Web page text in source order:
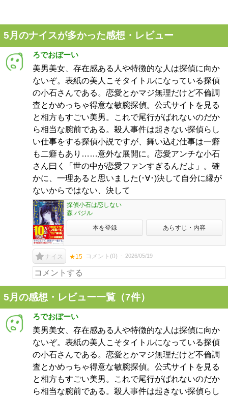
5月のナイスが多かった感想・レビュー
ろでおぼーい
美男美女、存在感ある人や特徴的な人は探偵に向か
ないぞ。表紙の美人こそタイトルになっている探偵
の小石さんである。恋愛とかマジ無理だけど不倫調
査とかめっちゃ得意な敏腕探偵。公式サイトを見る
と相方もすごい美男。これで尾行がばれないのだか
ら相当な腕前である。殺人事件は起きない探偵らし
い仕事をする探偵小説ですが、舞い込む仕事は一癖
も二癖もあり……意外な展開に。恋愛アンチな小石
さん曰く「世の中が恋愛ファンすぎるんだよ」。確
かに、一理あると思いました(･∀･)決して自分に縁が
ないからではない、決して
探偵小石は恋しない
森 バジル
本を登録 あらすじ・内容
ナイス ★15 コメント(0) 2026/05/19
5月の感想・レビュー一覧（7件）
ろでおぼーい
美男美女、存在感ある人や特徴的な人は探偵に向か
ないぞ。表紙の美人こそタイトルになっている探偵
の小石さんである。恋愛とかマジ無理だけど不倫調
査とかめっちゃ得意な敏腕探偵。公式サイトを見る
と相方もすごい美男。これで尾行がばれないのだか
ら相当な腕前である。殺人事件は起きない探偵らし